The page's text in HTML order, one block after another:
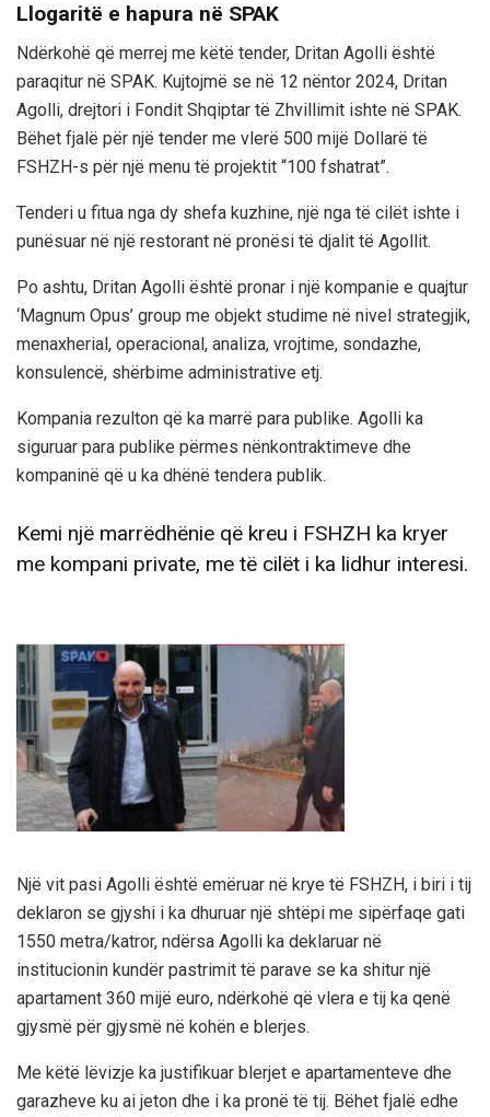
Llogaritë e hapura në SPAK
Ndërkohë që merrej me këtë tender, Dritan Agolli është
paraqitur në SPAK. Kujtojmë se në 12 nëntor 2024, Dritan
Agolli, drejtori i Fondit Shqiptar të Zhvillimit ishte në SPAK.
Bëhet fjalë për një tender me vlerë 500 mijë Dollarë të
FSHZH-s për një menu të projektit “100 fshatrat”.
Tenderi u fitua nga dy shefa kuzhine, një nga të cilët ishte i
punësuar në një restorant në pronësi të djalit të Agollit.
Po ashtu, Dritan Agolli është pronar i një kompanie e quajtur
‘Magnum Opus’ group me objekt studime në nivel strategjik,
menaxherial, operacional, analiza, vrojtime, sondazhe,
konsulencë, shërbime administrative etj.
Kompania rezulton që ka marrë para publike. Agolli ka
siguruar para publike përmes nënkontraktimeve dhe
kompaninë që u ka dhënë tendera publik.
Kemi një marrëdhënie që kreu i FSHZH ka kryer
me kompani private, me të cilët i ka lidhur interesi.
Një vit pasi Agolli është emëruar në krye të FSHZH, i biri i tij
deklaron se gjyshi i ka dhuruar një shtëpi me sipërfaqe gati
1550 metra/katror, ndërsa Agolli ka deklaruar në
institucionin kundër pastrimit të parave se ka shitur një
apartament 360 mijë euro, ndërkohë që vlera e tij ka qenë
gjysmë për gjysmë në kohën e blerjes.
Me këtë lëvizje ka justifikuar blerjet e apartamenteve dhe
garazheve ku ai jeton dhe i ka pronë të tij. Bëhet fjalë edhe